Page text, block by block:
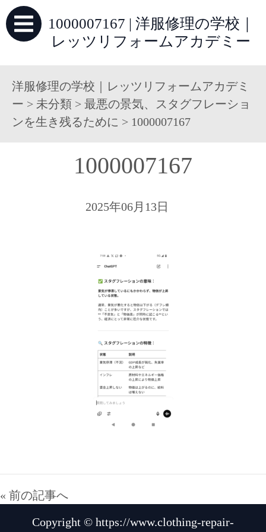
1000007167 | 洋服修理の学校｜
レッツリフォームアカデミー
洋服修理の学校｜レッツリフォームアカデミ
ー > 未分類 > 最悪の景気、スタグフレーショ
ンを生き残るために > 1000007167
1000007167
2025年06月13日
« 前の記事へ
Copyright © https://www.clothing-repair-